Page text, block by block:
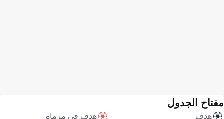
مفتاح الجدول
هدف هدف في مرماه